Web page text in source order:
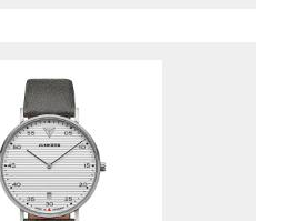
Zeiger und Ziffern-
Krone- 10 atm
42
sind Made in
Marke Junkers werden sowohl
mit modernster Technik als
Fliegeruhren hergestellt. Der